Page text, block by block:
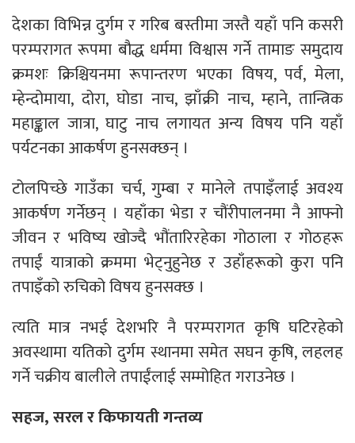
देशका विभिन्न दुर्गम र गरिब बस्तीमा जस्तै यहाँ पनि कसरी
परम्परागत रूपमा बौद्ध धर्ममा विश्वास गर्ने तामाङ समुदाय
क्रमशः क्रिश्चियनमा रूपान्तरण भएका विषय, पर्व, मेला,
म्हेन्दोमाया, दोरा, घोडा नाच, झाँक्री नाच, म्हाने, तान्त्रिक
महाङ्काल जात्रा, घाटु नाच लगायत अन्य विषय पनि यहाँ
पर्यटनका आकर्षण हुनसक्छन् ।
टोलपिच्छे गाउँका चर्च, गुम्बा र मानेले तपाइँलाई अवश्य
आकर्षण गर्नेछन् । यहाँका भेडा र चौंरीपालनमा नै आफ्नो
जीवन र भविष्य खोज्दै भौंतारिरहेका गोठाला र गोठहरू
तपाईं यात्राको क्रममा भेट्नुहुनेछ र उहाँहरूको कुरा पनि
तपाइँको रुचिको विषय हुनसक्छ ।
त्यति मात्र नभई देशभरि नै परम्परागत कृषि घटिरहेको
अवस्थामा यतिको दुर्गम स्थानमा समेत सघन कृषि, लहलह
गर्ने चक्रीय बालीले तपाईंलाई सम्मोहित गराउनेछ ।
सहज, सरल र किफायती गन्तव्य